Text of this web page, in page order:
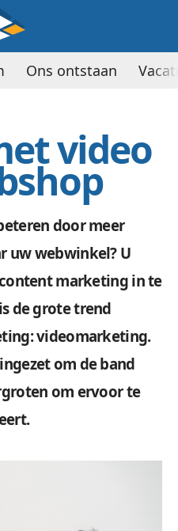
video
door meer
uw webwinkel? U
marketing in te
de grote trend
videomarketing.
om de band
om ervoor te
Ons ontstaan